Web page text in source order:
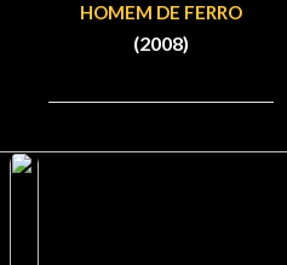
HOMEM DE FERRO
(2008)